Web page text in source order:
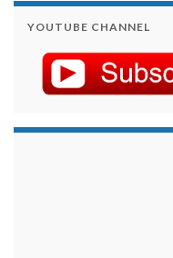
YOUTUBE CHANNEL